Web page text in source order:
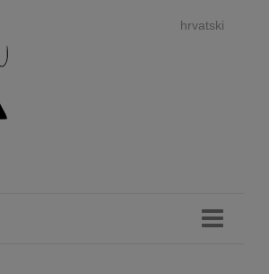
hrvatski